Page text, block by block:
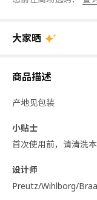
大家晒
商品描述
产地见包装
小贴士
首次使用前，请清洗本
设计师
Preutz/Wihlborg/